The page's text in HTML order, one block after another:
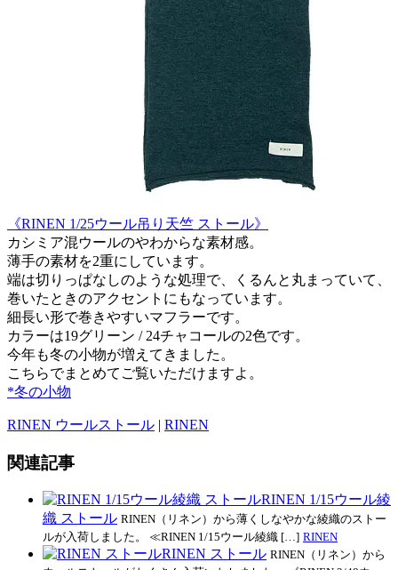
《RINEN 1/25ウール吊り天竺 ストール》
カシミア混ウールのやわからな素材感。
薄手の素材を2重にしています。
端は切りっぱなしのような処理で、くるんと丸まっていて、
巻いたときのアクセントにもなっています。
細長い形で巻きやすいマフラーです。
カラーは19グリーン / 24チャコールの2色です。
今年も冬の小物が増えてきました。
こちらでまとめてご覧いただけますよ。
*冬の小物
RINEN ウールストール | RINEN
関連記事
RINEN 1/15ウール綾
織 ストール RINEN（リネン）から薄くしなやかな綾織のストー
ルが入荷しました。 ≪RINEN 1/15ウール綾織 […] RINEN
RINEN ストール RINEN（リネン）から